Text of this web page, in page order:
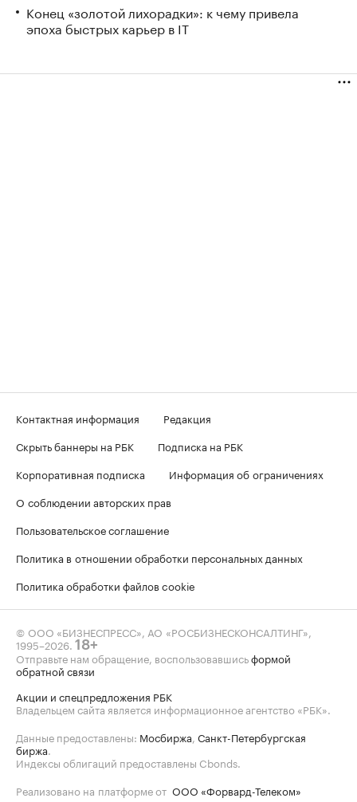
Конец «золотой лихорадки»: к чему привела
эпоха быстрых карьер в IT
Контактная информация
Редакция
Скрыть баннеры на РБК
Подписка на РБК
Корпоративная подписка
Информация об ограничениях
О соблюдении авторских прав
Пользовательское соглашение
Политика в отношении обработки персональных данных
Политика обработки файлов cookie
© ООО «БИЗНЕСПРЕСС», АО «РОСБИЗНЕСКОНСАЛТИНГ»,
1995–2026 18+
Отправьте нам обращение, воспользовавшисьформой
обратной связи
Акции и спецпредложения РБК
Владельцем сайта является информационное агентство «РБК».
Данные предоставлены: Мосбиржа Санкт-Петербургская
биржа
Индексы облигаций предоставлены Cbonds.
Реализовано на платформе от ООО «Форвард-Телеком»